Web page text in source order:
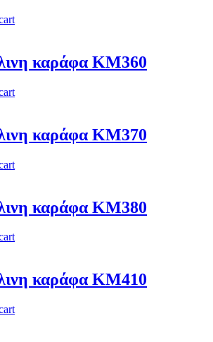
καράφα ΚΜ360
καράφα ΚΜ370
καράφα ΚΜ380
καράφα ΚΜ410